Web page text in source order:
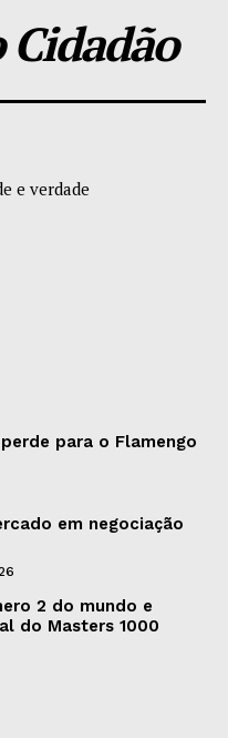
e verdade
para o Flamengo
em negociação
2 do mundo e
do Masters 1000